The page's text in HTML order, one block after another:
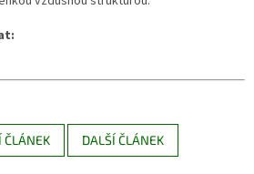
ČLÁNEK DALŠÍ ČLÁNEK